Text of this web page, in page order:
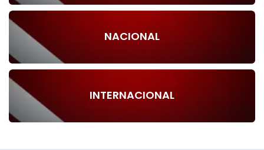
NACIONAL
INTERNACIONAL